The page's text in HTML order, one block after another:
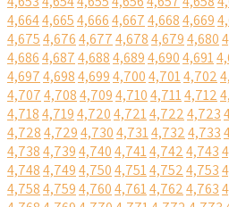
4,6644,6654,6664,6674,6684,669
4,6754,6764,6774,6784,6794,680
4,6864,6874,6884,6894,6904,691
4,6974,6984,6994,7004,7014,702
4,7074,7084,7094,7104,7114,712
4,7184,7194,7204,7214,7224,723
4,7284,7294,7304,7314,7324,733
4,7384,7394,7404,7414,7424,743
4,7484,7494,7504,7514,7524,753
4,7584,7594,7604,7614,7624,763